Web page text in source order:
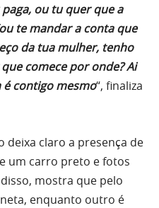
ou tu quer que a
te mandar a conta que
da tua mulher, tenho
comece por onde? Ai
é contigo mesmo“, finaliza
deixa claro a presença de
um carro preto e fotos
mostra que pelo
enquanto outro é